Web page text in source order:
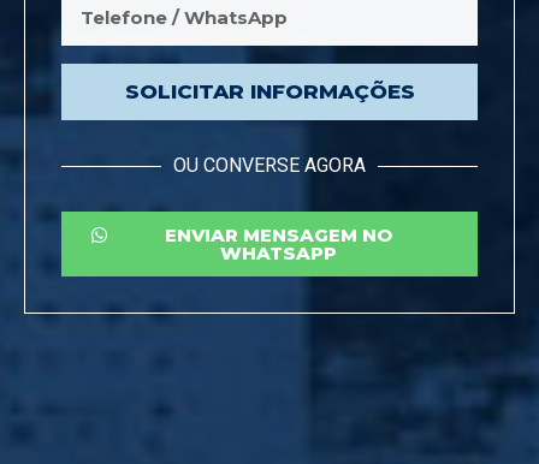
SOLICITAR INFORMAÇÕES
OU CONVERSE AGORA
ENVIAR MENSAGEM NO
WHATSAPP